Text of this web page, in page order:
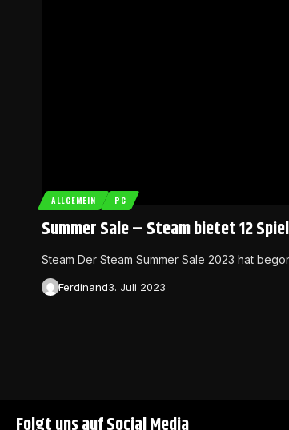
ALLGEMEIN PC
Summer Sale – Steam bietet 12
Steam Der Steam Summer Sale 2023 hat
Ferdinand3. Juli 2023